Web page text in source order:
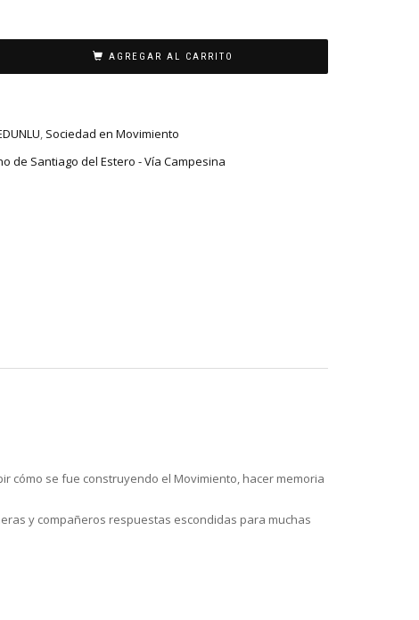
AGREGAR AL CARRITO
, Sociedad en Movimiento
de Santiago del Estero - Vía Campesina
cómo se fue construyendo el Movimiento, hacer memoria
y compañeros respuestas escondidas para muchas